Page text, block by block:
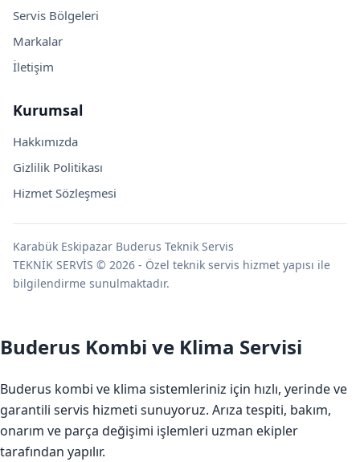
Servis Bölgeleri
Markalar
İletişim
Kurumsal
Hakkımızda
Gizlilik Politikası
Hizmet Sözleşmesi
Karabük Eskipazar Buderus Teknik Servis
TEKNİK SERVİS © 2026 - Özel teknik servis hizmet yapısı ile
bilgilendirme sunulmaktadır.
Buderus Kombi ve Klima Servisi
Buderus kombi ve klima sistemleriniz için hızlı, yerinde ve
garantili servis hizmeti sunuyoruz. Arıza tespiti, bakım,
onarım ve parça değişimi işlemleri uzman ekipler
tarafından yapılır.